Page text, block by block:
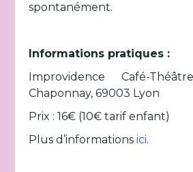
spontanément.
Informations pratiques :
Improvidence Café-
Chaponnay, 69003 Lyon
Prix : 16€ (10€ tarif enfant)
Plus d’informationsici.